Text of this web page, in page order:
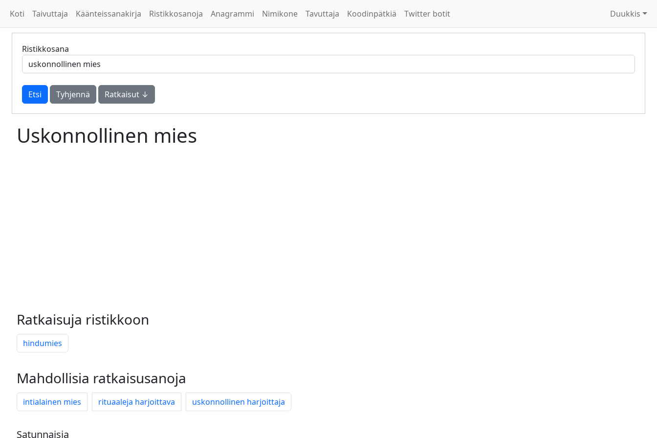
Koti Taivuttaja Käänteissanakirja Ristikkosanoja Anagrammi Nimikone Tavuttaja Koodinpätkiä Twitter botit Duukkis
Ristikkosana
Tyhjennä Ratkaisut ↓
Uskonnollinen mies
Ratkaisuja ristikkoon
hindumies
Mahdollisia ratkaisusanoja
intialainen mies rituaaleja harjoittava uskonnollinen harjoittaja
Satunnaisia